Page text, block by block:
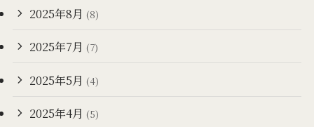
2025年8月 (8)
2025年7月 (7)
2025年5月 (4)
2025年4月 (5)